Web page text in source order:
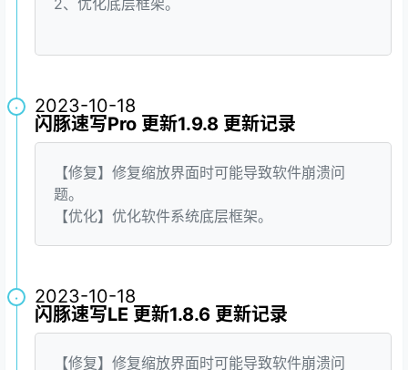
2、优化底层框架。
2023-10-18
·
闪豚速写Pro 更新1.9.8 更新记录
【修复】修复缩放界面时可能导致软件崩溃问
题。
【优化】优化软件系统底层框架。
2023-10-18
·
闪豚速写LE 更新1.8.6 更新记录
【修复】修复缩放界面时可能导致软件崩溃问